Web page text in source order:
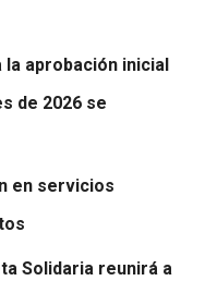
aprobación inicial
de 2026 se
en servicios
Solidaria reunirá a